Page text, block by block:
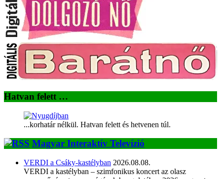
Hatvan felett …
...korhatár nélkül. Hatvan felett és hetvenen túl.
Magyar Interaktív Televízió
VERDI a Csáky-kastélyban 2026.08.08.
VERDI a kastélyban – szimfonikus koncert az olasz